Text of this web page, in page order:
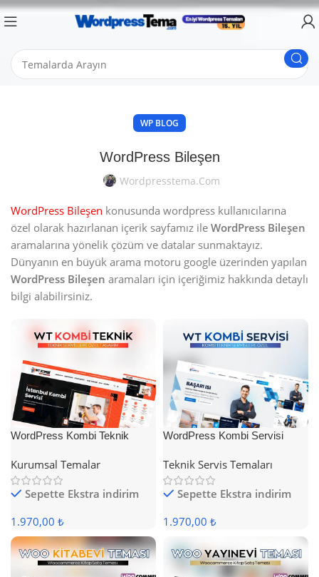
WP BLOG
WordPress Bileşen
Wordpresstema.com
WordPress Bileşen konusunda wordpress kullanıcılarına
özel olarak hazırlanan içerik sayfamız ile WordPress Bileşen
aramalarına yönelik çözüm ve datalar sunmaktayız.
Dünyanın en büyük arama motoru google üzerinden yapılan
WordPress Bileşen aramaları için içeriğimiz hakkında detaylı
bilgi alabilirsiniz.
WordPress Kombi Teknik
Kurumsal Temalar
Sepette Ekstra indirim
1.970,00 ₺
WordPress Kombi Servisi
Teknik Servis Temaları
Sepette Ekstra indirim
1.970,00 ₺